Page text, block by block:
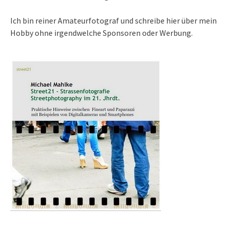
Ich bin reiner Amateurfotograf und schreibe hier über mein
Hobby ohne irgendwelche Sponsoren oder Werbung.